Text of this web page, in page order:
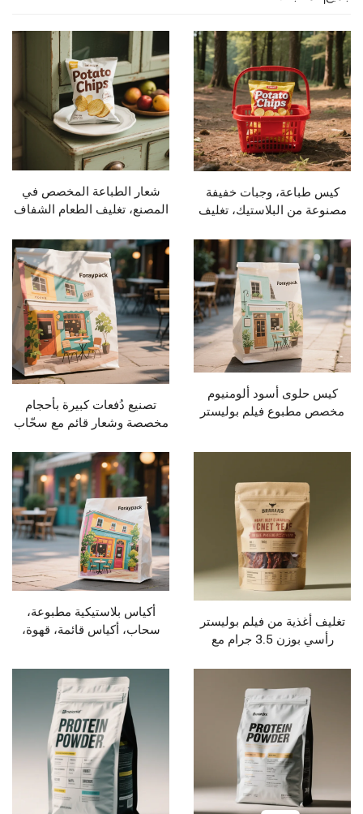
وجبات خفيفة
البلاستيك، تغليف
كيس شبس ذرة،
شبس بطاطس
شعار الطباعة المخصص في
المصنع، تغليف الطعام الشفاف
كيس شبس بطاطس
أسود ألومنيوم
فيلم بوليستر
تصنيع دُفعات كبيرة بأحجام
مخصصة وشعار قائم مع سحّاب
بوليستر لحقيبة الوجبات
الخفيفة الغذائية
من فيلم بوليستر
رأسي بوزن 3.5 جرام مع
إعادة تعبئتها
أكياس بلاستيكية مطبوعة،
سحاب، أكياس قائمة، قهوة،
مكسرات، وجبات خفيفة، لحوم،
حلوى، بودرة، تغليف غذائي